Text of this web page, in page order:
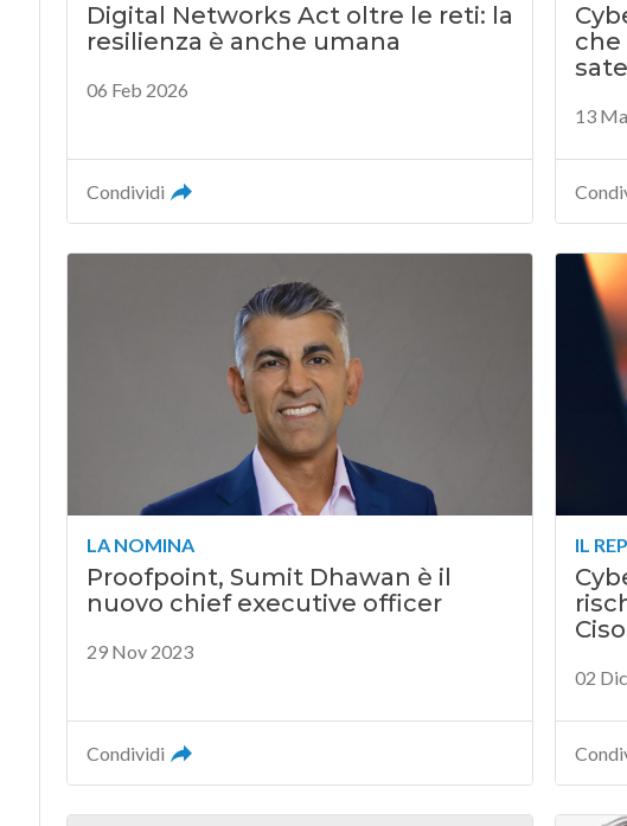
Digital Networks Act oltre le reti: la
resilienza è anche umana
06 Feb 2026
Condividi
che
13
LA NOMINA
Proofpoint, Sumit Dhawan è il
nuovo chief executive officer
29 Nov 2023
Condividi
IL
Ciso
02